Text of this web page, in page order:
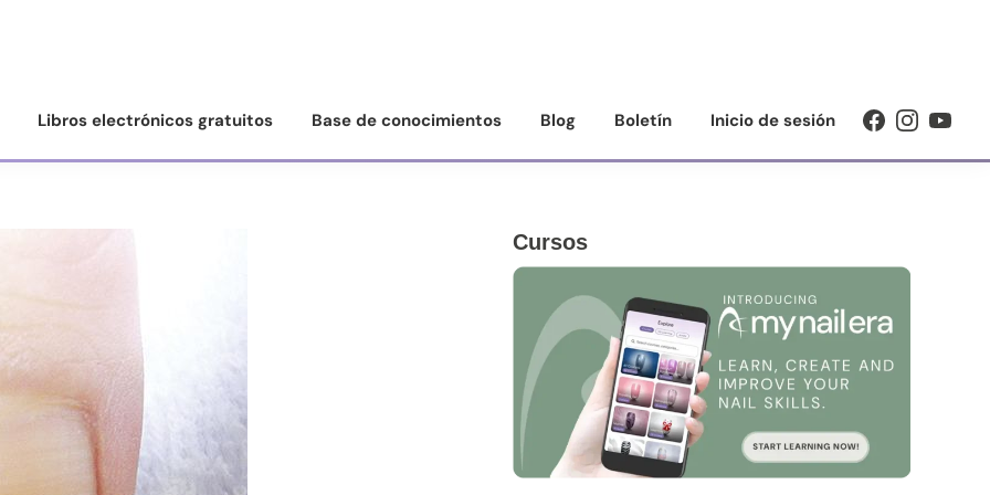
Libros electrónicos gratuitos Base de conocimientos Blog Boletín Inicio de sesión
Barra
lateral
principal
Cursos